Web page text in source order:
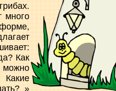
мно­го
Как
можно
Какие
»